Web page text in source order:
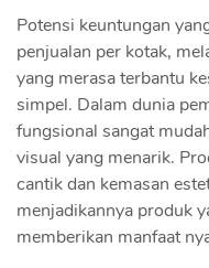
Potensi keuntungan
penjualan per kotak,
yang merasa terbantu
simpel. Dalam dunia
fungsional sangat
visual yang menarik.
cantik dan kemasan
menjadikannya produk
memberikan manfaat